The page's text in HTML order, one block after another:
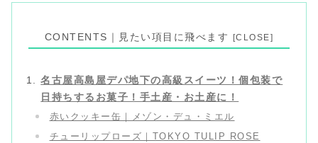
CONTENTS｜見たい項目に飛べます
名古屋高島屋デパ地下の高級スイーツ！個包装で
日持ちするお菓子！手土産・お土産に！
赤いクッキー缶｜メゾン・デュ・ミエル
チューリップローズ｜TOKYO TULIP ROSE